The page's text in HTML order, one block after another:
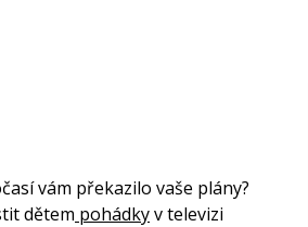
vám překazilo vaše plány?
dětem pohádkyv televizi